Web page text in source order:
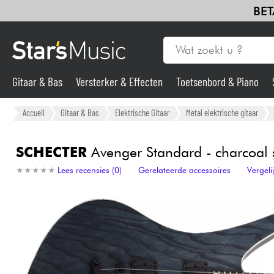
Gitaar & Bas
Synths & samplers
Licht
Viool & Quatuor
Gitaar & Bas Versterker & Effecten Toetsenbord & Piano
Accueil Gitaar & Bas Elektrische Gitaar Metal elektrische gitaar
SCHECTERAvenger Standard - charcoal
★ ★ ★ ★ ★
★ ★ ★ ★ ★ Lees recensies (0) Gerelateerde accessoires